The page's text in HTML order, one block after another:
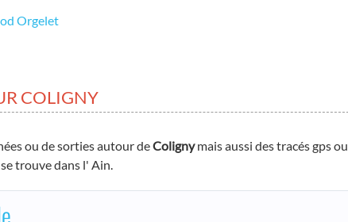
Orgelet
COLIGNY
ou de sorties autour deColignymais aussi des tracés gps ou
trouve dans l' Ain.